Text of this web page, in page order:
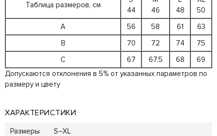
Таблица размеров, см
44
46
48
50
A
56 58 61
63
B
70 72 74
75
C
67 67,5 68
69
Допускаются отклонения в 5% от указанных параметров по
размеру и цвету
ХАРАКТЕРИСТИКИ
Размеры S–XL